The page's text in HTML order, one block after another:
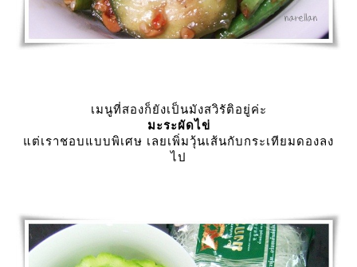
เมนูที่สองก็ยังเป็นมังสวิรัติอยู่ค่ะ
มะระผัดไข่
ต่เราชอบแบบพิเศษ เลยเพิ่มวุ้นเส้นกับกระเทียมดองลง
ไป